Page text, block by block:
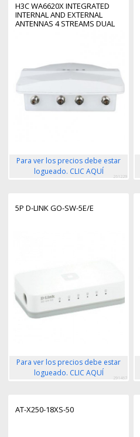
H3C WA6620X INTEGRATED
INTERNAL AND EXTERNAL
ANTENNAS 4 STREAMS DUAL
Para ver los precios debe estar
logueado. CLIC AQUÍ
261229
5P D-LINK GO-SW-5E/E
Para ver los precios debe estar
logueado. CLIC AQUÍ
291467
AT-X250-18XS-50